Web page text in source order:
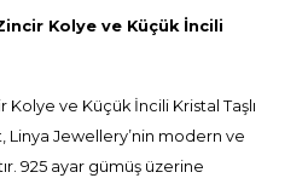
Kolye ve Küçük İncili
Kolye ve Küçük İncili Kristal Taşlı
Linya Jewellery’nin modern ve
925 ayar gümüş üzerine